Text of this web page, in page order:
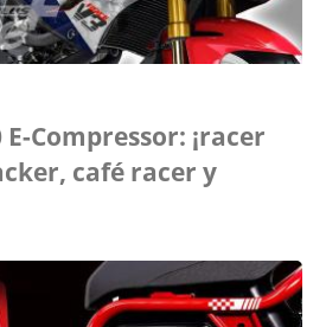
E-Compressor: ¡racer
café racer y